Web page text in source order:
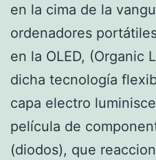
en la cima de la
ordenadores
en la OLED, (Organic
dicha tecnología
capa electro
película de
(diodos), que